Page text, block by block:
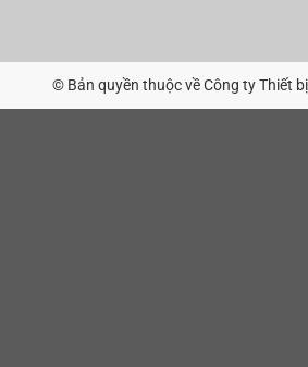
© Bản quyền thuộc về Công ty Thiết